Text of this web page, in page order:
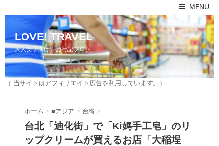
MENU
LOVE! TRAVEL
大人女子向け♡旅行記ブログ
（ 当サイトはアフィリエイト広告を利用しています。）
ホーム > ■アジア > 台湾 >
台北「迪化街」で「Ki媽手工皂」のリ
ップクリームが買えるお店「大稲埕